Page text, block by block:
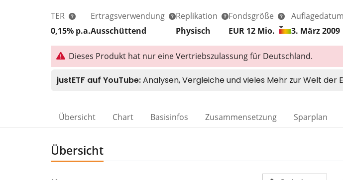
TER
0,15% p.a.
Ertragsverwendung
Ausschüttend
Replikation
Physisch
Fondsgröße
EUR 12 Mio.
Auflagedatum
3. März 2009
Dieses Produkt hat nur eine Vertriebszulassung für Deutschland.
Übersicht Chart Basisinfos Zusammensetzung Sparplan
Übersicht